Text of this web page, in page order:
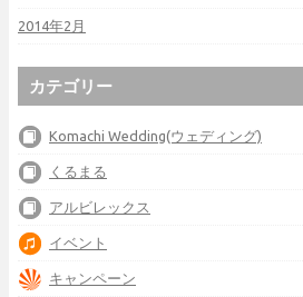
2014年2月
カテゴリー
Komachi Wedding(ウェディング)
くるまる
アルビレックス
イベント
キャンペーン